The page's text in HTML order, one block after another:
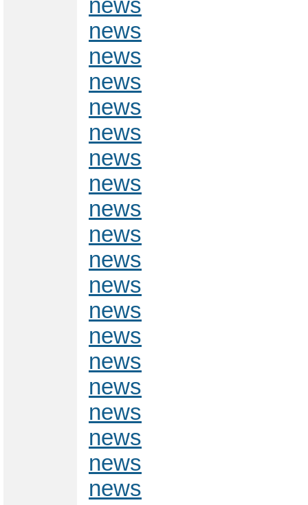
news
news
news
news
news
news
news
news
news
news
news
news
news
news
news
news
news
news
news
news